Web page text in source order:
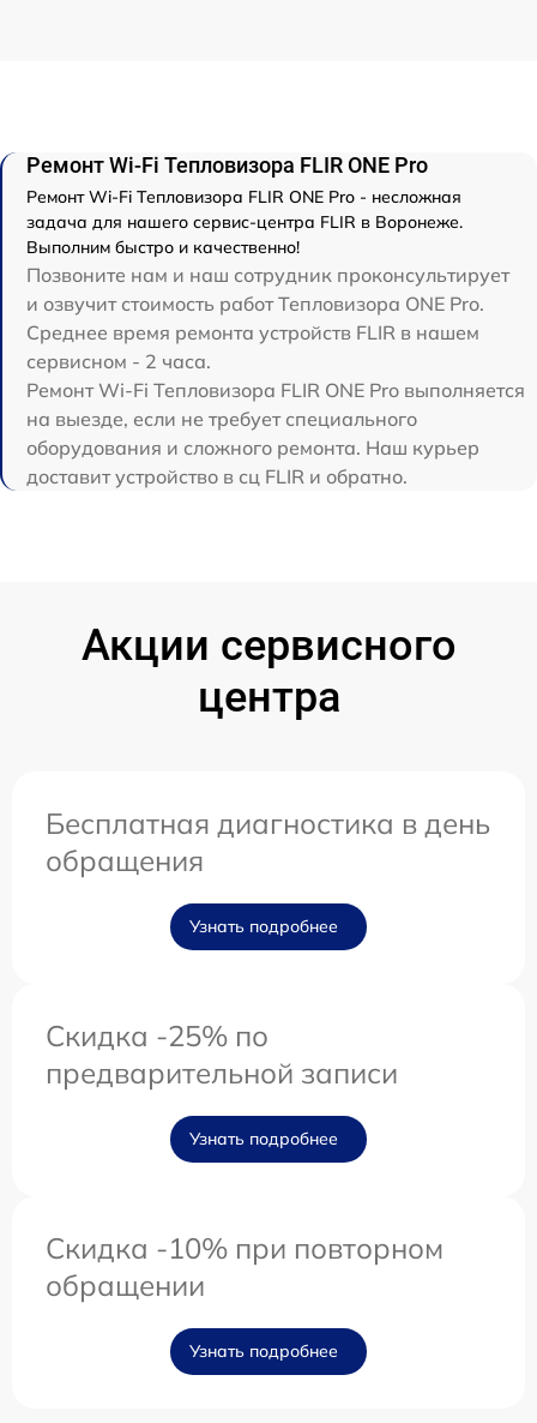
Ремонт Wi-Fi Тепловизора FLIR ONE Pro
Ремонт Wi-Fi Тепловизора FLIR ONE Pro - несложная
задача для нашего сервис-центра FLIR в Воронеже.
Выполним быстро и качественно!
Позвоните нам и наш сотрудник проконсультирует
и озвучит стоимость работ Тепловизора ONE Pro.
Среднее время ремонта устройств FLIR в нашем
сервисном - 2 часа.
Ремонт Wi-Fi Тепловизора FLIR ONE Pro выполняется
на выезде, если не требует специального
оборудования и сложного ремонта. Наш курьер
доставит устройство в сц FLIR и обратно.
Акции сервисного
центра
Бесплатная диагностика в день
обращения
Узнать подробнее
Скидка -25% по
предварительной записи
Узнать подробнее
Скидка -10% при повторном
обращении
Узнать подробнее